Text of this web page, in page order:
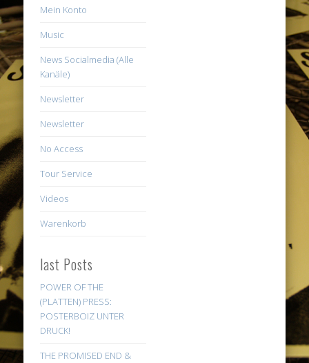
Mein Konto
Music
News Socialmedia (Alle
Kanäle)
Newsletter
Newsletter
No Access
Tour Service
Videos
Warenkorb
last Posts
POWER OF THE
(PLATTEN) PRESS:
POSTERBOIZ UNTER
DRUCK!
THE PROMISED END &